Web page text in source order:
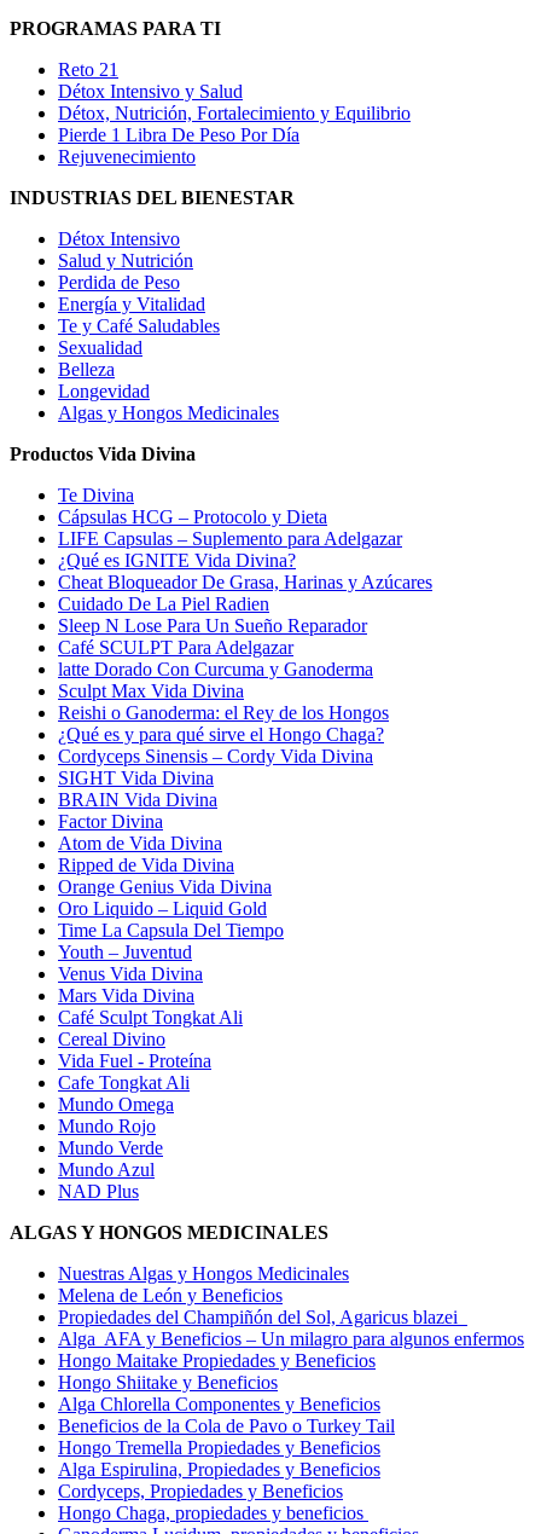
PROGRAMAS PARA TI
Reto 21
Détox Intensivo y Salud
Détox, Nutrición, Fortalecimiento y Equilibrio
Pierde 1 Libra De Peso Por Día
Rejuvenecimiento
INDUSTRIAS DEL BIENESTAR
Détox Intensivo
Salud y Nutrición
Perdida de Peso
Energía y Vitalidad
Te y Café Saludables
Sexualidad
Belleza
Longevidad
Algas y Hongos Medicinales
Productos Vida Divina
Te Divina
Cápsulas HCG – Protocolo y Dieta
LIFE Capsulas – Suplemento para Adelgazar
¿Qué es IGNITE Vida Divina?
Cheat Bloqueador De Grasa, Harinas y Azúcares
Cuidado De La Piel Radien
Sleep N Lose Para Un Sueño Reparador
Café SCULPT Para Adelgazar
latte Dorado Con Curcuma y Ganoderma
Sculpt Max Vida Divina
Reishi o Ganoderma: el Rey de los Hongos
¿Qué es y para qué sirve el Hongo Chaga?
Cordyceps Sinensis – Cordy Vida Divina
SIGHT Vida Divina
BRAIN Vida Divina
Factor Divina
Atom de Vida Divina
Ripped de Vida Divina
Orange Genius Vida Divina
Oro Liquido – Liquid Gold
Time La Capsula Del Tiempo
Youth – Juventud
Venus Vida Divina
Mars Vida Divina
Café Sculpt Tongkat Ali
Cereal Divino
Vida Fuel - Proteína
Cafe Tongkat Ali
Mundo Omega
Mundo Rojo
Mundo Verde
Mundo Azul
NAD Plus
ALGAS Y HONGOS MEDICINALES
Nuestras Algas y Hongos Medicinales
Melena de León y Beneficios
Propiedades del Champiñón del Sol, Agaricus blazei
Alga AFA y Beneficios – Un milagro para algunos enfermos
Hongo Maitake Propiedades y Beneficios
Hongo Shiitake y Beneficios
Alga Chlorella Componentes y Beneficios
Beneficios de la Cola de Pavo o Turkey Tail
Hongo Tremella Propiedades y Beneficios
Alga Espirulina, Propiedades y Beneficios
Cordyceps, Propiedades y Beneficios
Hongo Chaga, propiedades y beneficios